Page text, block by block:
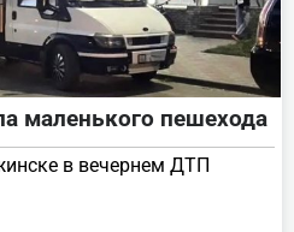
маленького пешехода
в вечернем ДТП